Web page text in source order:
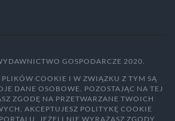
GOSPODARCZE 2020.
PLIKÓW COOKIE I W ZWIĄZKU Z TYM SĄ
DANE OSOBOWE. POZOSTAJĄC NA TEJ
ZGODĘ NA PRZETWARZANE TWOICH
AKCEPTUJESZ POLITYKĘ COOKIE
JEŻELI NIE WYRAŻASZ ZGODY,